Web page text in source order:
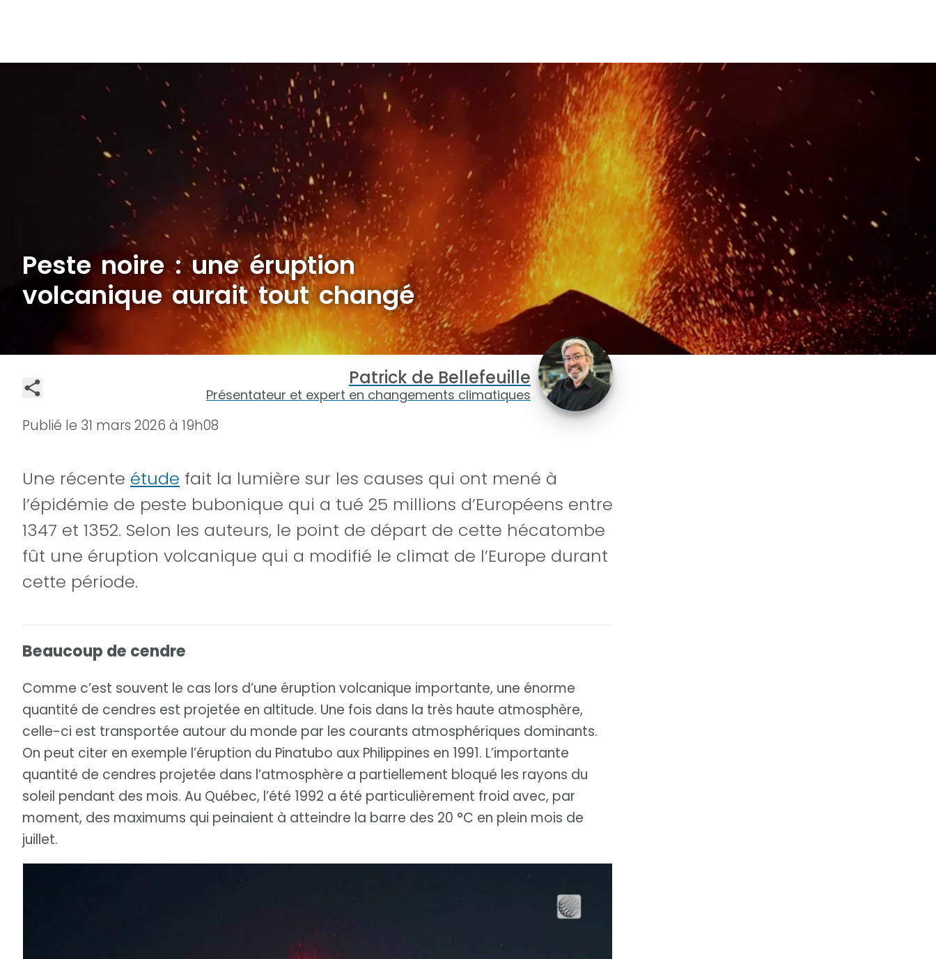
Peste noire : une éruption
volcanique aurait tout changé
Patrick de Bellefeuille
Présentateur et expert en changements climatiques
Publié le 31 mars 2026 à 19h08
Une récente étude fait la lumière sur les causes qui ont mené à
l’épidémie de peste bubonique qui a tué 25 millions d’Européens entre
1347 et 1352. Selon les auteurs, le point de départ de cette hécatombe
fût une éruption volcanique qui a modifié le climat de l’Europe durant
cette période.
Beaucoup de cendre
Comme c’est souvent le cas lors d’une éruption volcanique importante, une énorme
quantité de cendres est projetée en altitude. Une fois dans la très haute atmosphère,
celle-ci est transportée autour du monde par les courants atmosphériques dominants.
On peut citer en exemple l’éruption du Pinatubo aux Philippines en 1991. L’importante
quantité de cendres projetée dans l’atmosphère a partiellement bloqué les rayons du
soleil pendant des mois. Au Québec, l’été 1992 a été particulièrement froid avec, par
moment, des maximums qui peinaient à atteindre la barre des 20 °C en plein mois de
juillet.